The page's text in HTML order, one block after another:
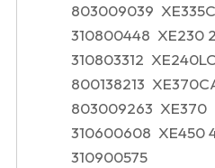
803009039
310800448 XE230
310803312 XE240LC
800138213
803009263 XE370
310600608 XE450
310900575